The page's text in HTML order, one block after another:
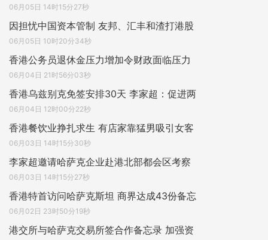
06月05日 14时15分27秒
因担忧中国资本管制 友邦、汇丰和渣打港股
06月05日 10时20分34秒
香港公务员退休金压力增加令财政面临压力
06月04日 21时56分03秒
香港乌兹别克免签安排30天 李家超：促进两
06月04日 12时00分22秒
香港餐饮业挣扎求生 有店家靠猛男吸引女客
06月03日 14时15分30秒
李家超邀请哈萨克企业赴港北部都会区考察
06月03日 14时15分27秒
香港特首访问哈萨克斯坦 商界达成43份备忘
06月02日 23时50分19秒
港交所与哈萨克交易所签合作备忘录 加强资